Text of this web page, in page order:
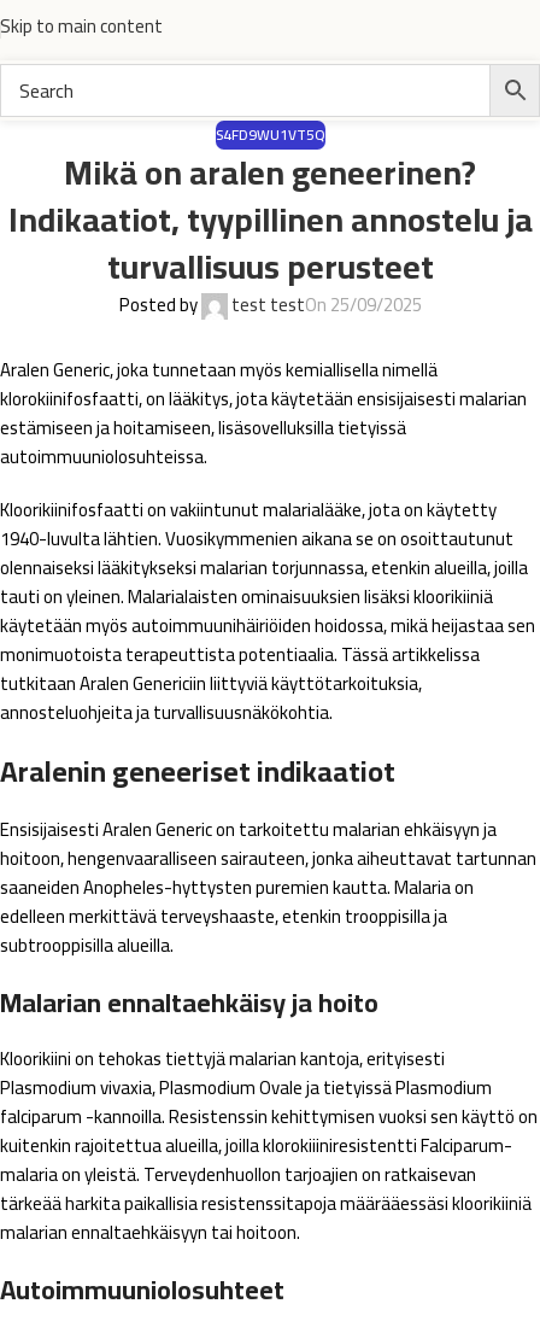
Skip to main content
S4FD9WU1VT5Q
Mikä on aralen geneerinen?
Indikaatiot, tyypillinen annostelu ja
turvallisuus perusteet
Posted by test testOn 25/09/2025
Aralen Generic, joka tunnetaan myös kemiallisella nimellä
klorokiinifosfaatti, on lääkitys, jota käytetään ensisijaisesti malarian
estämiseen ja hoitamiseen, lisäsovelluksilla tietyissä
autoimmuuniolosuhteissa.
Kloorikiinifosfaatti on vakiintunut malarialääke, jota on käytetty
1940-luvulta lähtien. Vuosikymmenien aikana se on osoittautunut
olennaiseksi lääkitykseksi malarian torjunnassa, etenkin alueilla, joilla
tauti on yleinen. Malarialaisten ominaisuuksien lisäksi kloorikiiniä
käytetään myös autoimmuunihäiriöiden hoidossa, mikä heijastaa sen
monimuotoista terapeuttista potentiaalia. Tässä artikkelissa
tutkitaan Aralen Genericiin liittyviä käyttötarkoituksia,
annosteluohjeita ja turvallisuusnäkökohtia.
Aralenin geneeriset indikaatiot
Ensisijaisesti Aralen Generic on tarkoitettu malarian ehkäisyyn ja
hoitoon, hengenvaaralliseen sairauteen, jonka aiheuttavat tartunnan
saaneiden Anopheles-hyttysten puremien kautta. Malaria on
edelleen merkittävä terveyshaaste, etenkin trooppisilla ja
subtrooppisilla alueilla.
Malarian ennaltaehkäisy ja hoito
Kloorikiini on tehokas tiettyjä malarian kantoja, erityisesti
Plasmodium vivaxia, Plasmodium Ovale ja tietyissä Plasmodium
falciparum -kannoilla. Resistenssin kehittymisen vuoksi sen käyttö on
kuitenkin rajoitettua alueilla, joilla klorokiiiniresistentti Falciparum-
malaria on yleistä. Terveydenhuollon tarjoajien on ratkaisevan
tärkeää harkita paikallisia resistenssitapoja määrääessäsi kloorikiiniä
malarian ennaltaehkäisyyn tai hoitoon.
Autoimmuuniolosuhteet